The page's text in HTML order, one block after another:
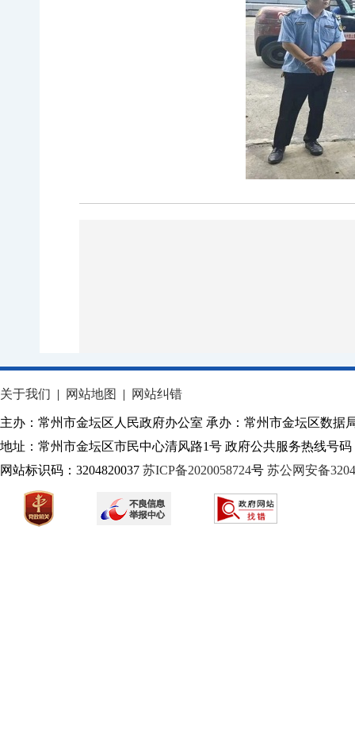
关于我们 | 网站地图 | 网站纠错
主办：常州市金坛区人民政府办公室 承办：常州市金坛区数据
地址：常州市金坛区市民中心清风路1号 政府公共服务热线号码
网站标识码：3204820037 苏ICP备2020058724号 苏公网安备